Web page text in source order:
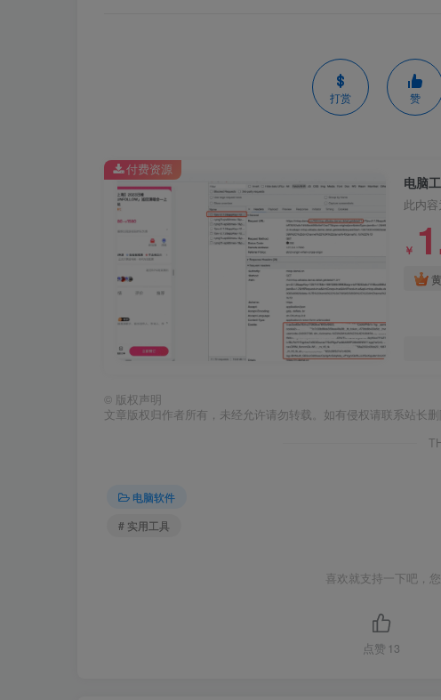
打赏 赞
此内
￥
付费资源
© 版权声明
文章版权归作者所有，未经允许请勿转载。如有侵权请联系站长
电脑软件
# 实用工具
喜欢就支持一下吧，
点赞 13